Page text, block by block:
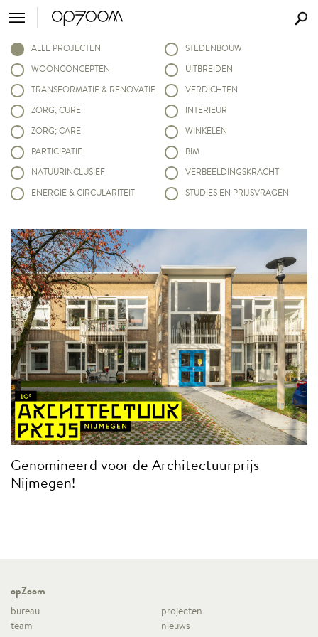
ALLE PROJECTEN
WOONCONCEPTEN
TRANSFORMATIE & RENOVATIE
ZORG; CURE
ZORG; CARE
PARTICIPATIE
NATUURINCLUSIEF
ENERGIE & CIRCULARITEIT
STEDENBOUW
UITBREIDEN
VERDICHTEN
INTERIEUR
WINKELEN
BIM
VERBEELDINGSKRACHT
STUDIES EN PRIJSVRAGEN
Genomineerd voor de Architectuurprijs
Nijmegen!
opZoom
bureau
projecten
team
nieuws